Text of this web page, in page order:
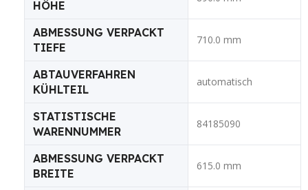
HÖHE
ABMESSUNG VERPACKT
TIEFE
710.0 mm
ABTAUVERFAHREN
KÜHLTEIL
automatisch
STATISTISCHE
WARENNUMMER
84185090
ABMESSUNG VERPACKT
BREITE
615.0 mm